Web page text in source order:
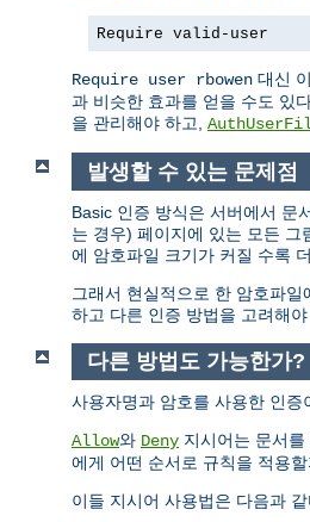
Require valid-user
Require user rbowen 대신
과 비슷한 효과를 얻을 수도 있
을 관리해야 하고,
발생할 수 있는 문제점
Basic 인증 방식은 서버에서 문
는 경우) 페이지에 있는 모든
에 암호파일 크기가 커질 수록
그래서 현실적으로 한 암호파
하고 다른 인증 방법을 고려해야
다른 방법도 가능한가?
사용자명과 암호를 사용한 인
Allow와 Deny 지시어는 문서
에게 어떤 순서로 규칙을 적용할
이들 지시어 사용법은 다음과 같